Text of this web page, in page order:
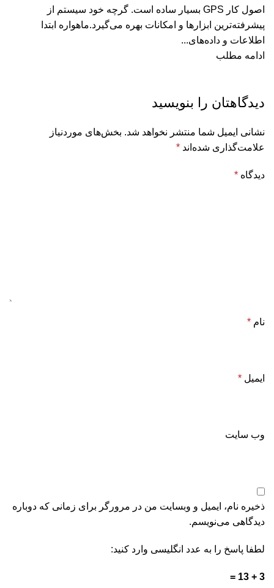
اصول کار GPS بسیار ساده است. گرچه خود سیستم از
پیشرفته‌ترین ابزارها و امکانات بهره می‌گیرد.ماهواره ابتدا
اطلاعات و داده‌های...
ادامه مطلب
دیدگاهتان را بنویسید
نشانی ایمیل شما منتشر نخواهد شد. بخش‌های موردنیاز
علامت‌گذاری شده‌اند *
دیدگاه *
نام *
ایمیل *
وب‌ سایت
ذخیره نام، ایمیل و وبسایت من در مرورگر برای زمانی که دوباره
دیدگاهی می‌نویسم.
لطفا پاسخ را به عدد انگلیسی وارد کنید:
3 + 13 =